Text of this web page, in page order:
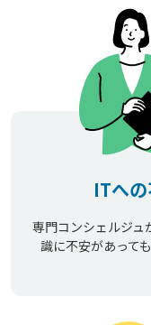
ITへ
専門コンシェルジュ
識に不安があって